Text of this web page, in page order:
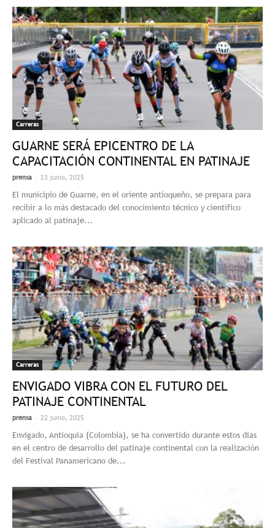
Carreras
GUARNE SERÁ EPICENTRO DE LA
CAPACITACIÓN CONTINENTAL EN PATINAJE
prensa - 23 junio, 2025
El municipio de Guarne, en el oriente antioqueño, se prepara para
recibir a lo más destacado del conocimiento técnico y científico
aplicado al patinaje...
Carreras
ENVIGADO VIBRA CON EL FUTURO DEL
PATINAJE CONTINENTAL
prensa - 22 junio, 2025
Envigado, Antioquia (Colombia), se ha convertido durante estos días
en el centro de desarrollo del patinaje continental con la realización
del Festival Panamericano de...